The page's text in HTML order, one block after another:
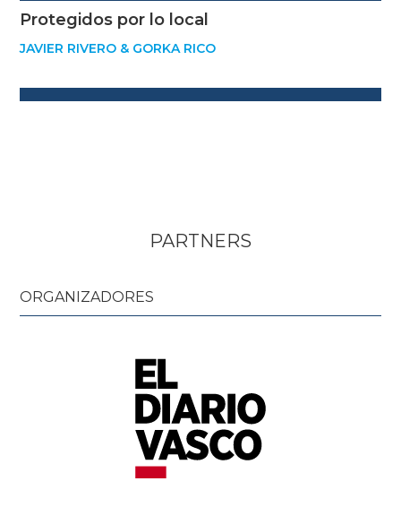
Protegidos por lo local
JAVIER RIVERO & GORKA RICO
PARTNERS
ORGANIZADORES